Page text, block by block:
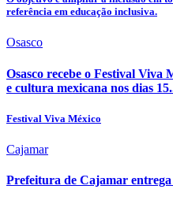
referência em educação inclusiva.
Osasco
Osasco recebe o Festival Viva
e cultura mexicana nos dias
Festival Viva México
Cajamar
Prefeitura de Cajamar